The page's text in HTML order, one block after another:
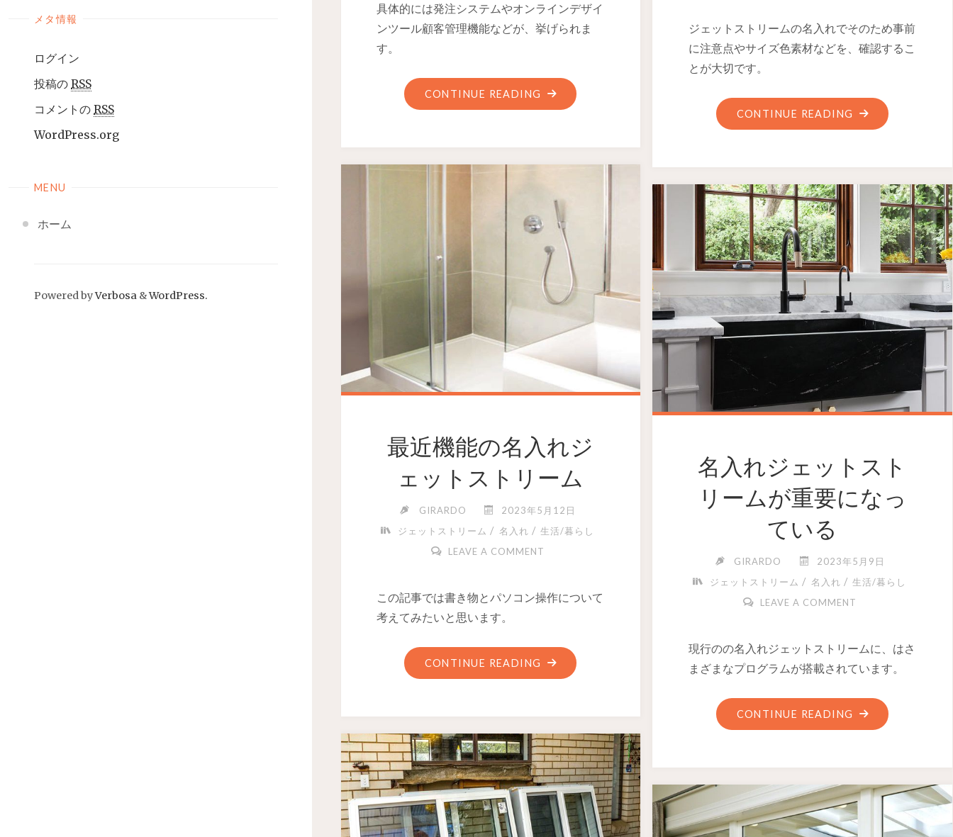
メタ情報
ログイン
投稿の RSS
コメントの RSS
WordPress.org
MENU
ホーム
Powered byVerbosa &WordPress.
具体的には発注システムやオンラインデザイ
ンツール顧客管理機能などが、挙げられま
す。
CONTINUE READING
ジェットストリームの名入れでそのため事前
に注意点やサイズ色素材などを、確認するこ
とが大切です。
CONTINUE READING
最近機能の名入れジ
ェットストリーム
GIRARDO
2023年5月12日
ジェットストリーム / 名入れ / 生活/暮らし
LEAVE A COMMENT
この記事では書き物とパソコン操作について
考えてみたいと思います。
CONTINUE READING
名入れジェットスト
リームが重要になっ
ている
GIRARDO
2023年5月9日
ジェットストリーム / 名入れ / 生活/暮らし
LEAVE A COMMENT
現行のの名入れジェットストリームに、はさ
まざまなプログラムが搭載されています。
CONTINUE READING